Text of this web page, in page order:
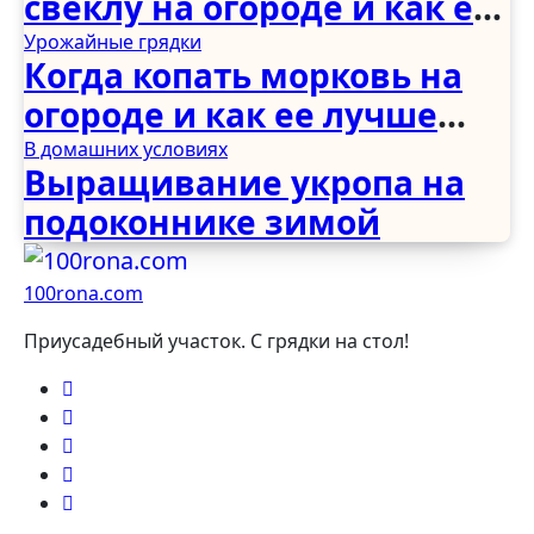
лучше хранить
Урожайные грядки
Когда копать морковь на
огороде и как ее лучше
хранить
В домашних условиях
Выращивание укропа на
подоконнике зимой
100rona.com
Приусадебный участок. C грядки на стол!